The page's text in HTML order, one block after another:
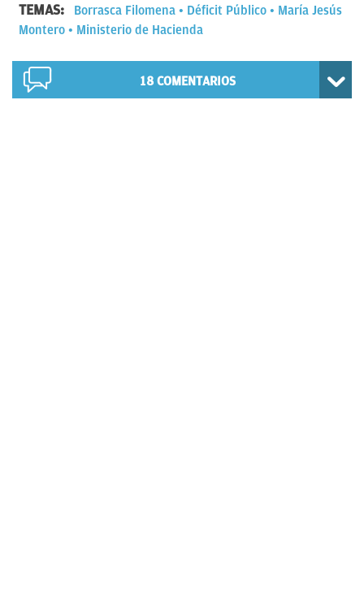
TEMAS: Borrasca Filomena Déficit Público
María Jesús
Montero
Ministerio de Hacienda
18 COMENTARIOS